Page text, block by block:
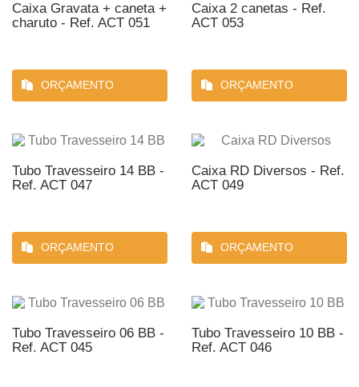
Caixa Gravata + caneta +
charuto - Ref. ACT 051
ORÇAMENTO
Caixa 2 canetas - Ref.
ACT 053
ORÇAMENTO
Tubo Travesseiro 14 BB -
Ref. ACT 047
ORÇAMENTO
Caixa RD Diversos - Ref.
ACT 049
ORÇAMENTO
Tubo Travesseiro 06 BB -
Ref. ACT 045
Tubo Travesseiro 10 BB -
Ref. ACT 046